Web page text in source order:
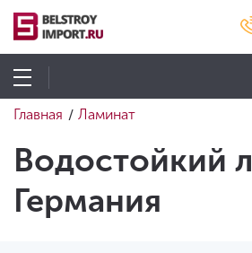
Главная / Ламинат
Водостойкий
Германия